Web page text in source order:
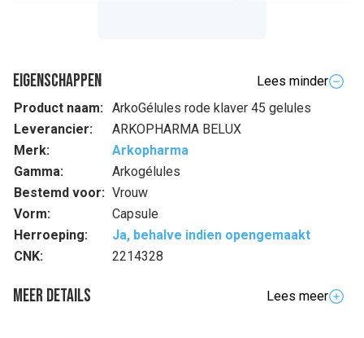
Eigenschappen
Lees minder
Product naam: ArkoGélules rode klaver 45 gelules
Leverancier:
ARKOPHARMA BELUX
Merk:
Arkopharma
Gamma:
Arkogélules
Bestemd voor: Vrouw
Vorm:
Capsule
Herroeping:
Ja, behalve indien opengemaakt
CNK:
2214328
Meer details
Lees meer